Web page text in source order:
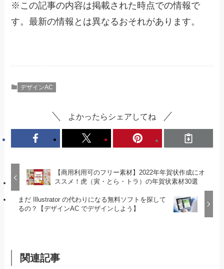
※ この記事の内容は掲載された時点での情報で
す。最新の情報とは異なるおそれがあります。
デザインAC
よかったらシェアしてね
【商用利用可のフリー素材】2022年年賀状作成にオ
ススメ！虎（寅・とら・トラ）の年賀状素材30選
まだ Illustrator の代わりになる無料ソフトを探して
るの？【デザインAC でデザインしよう】
関連記事